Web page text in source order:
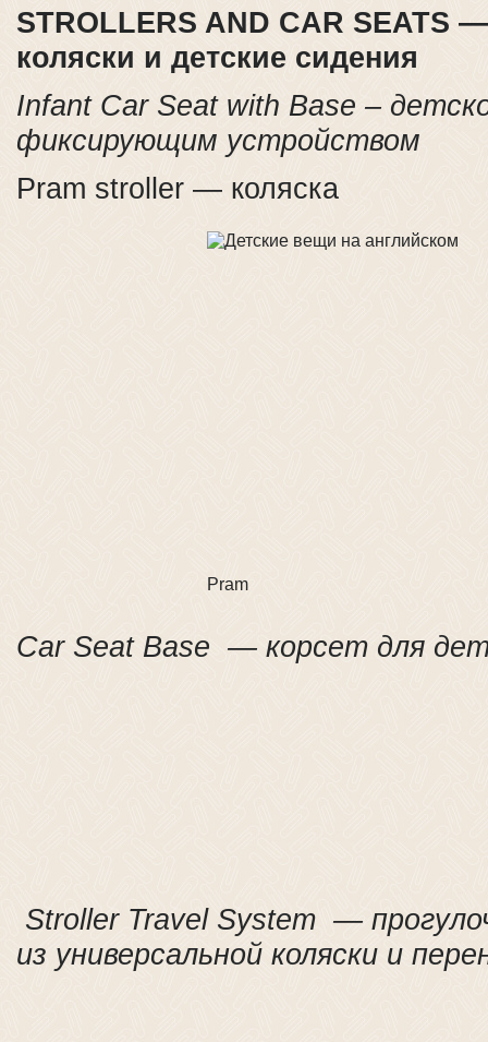
STROLLERS AND CAR SEATS
коляски и детские сидения
Infant Car Seat with Base –
фиксирующим устройством
Pram stroller — коляска
Pram
Car Seat Base — корсет для
Stroller Travel System —
из универсальной коляски и